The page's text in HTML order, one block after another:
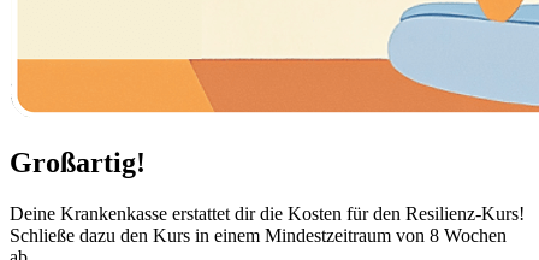
Großartig!
Deine Krankenkasse erstattet dir die Kosten für den Resilienz-Kurs!
Schließe dazu den Kurs in einem Mindestzeitraum von 8 Wochen